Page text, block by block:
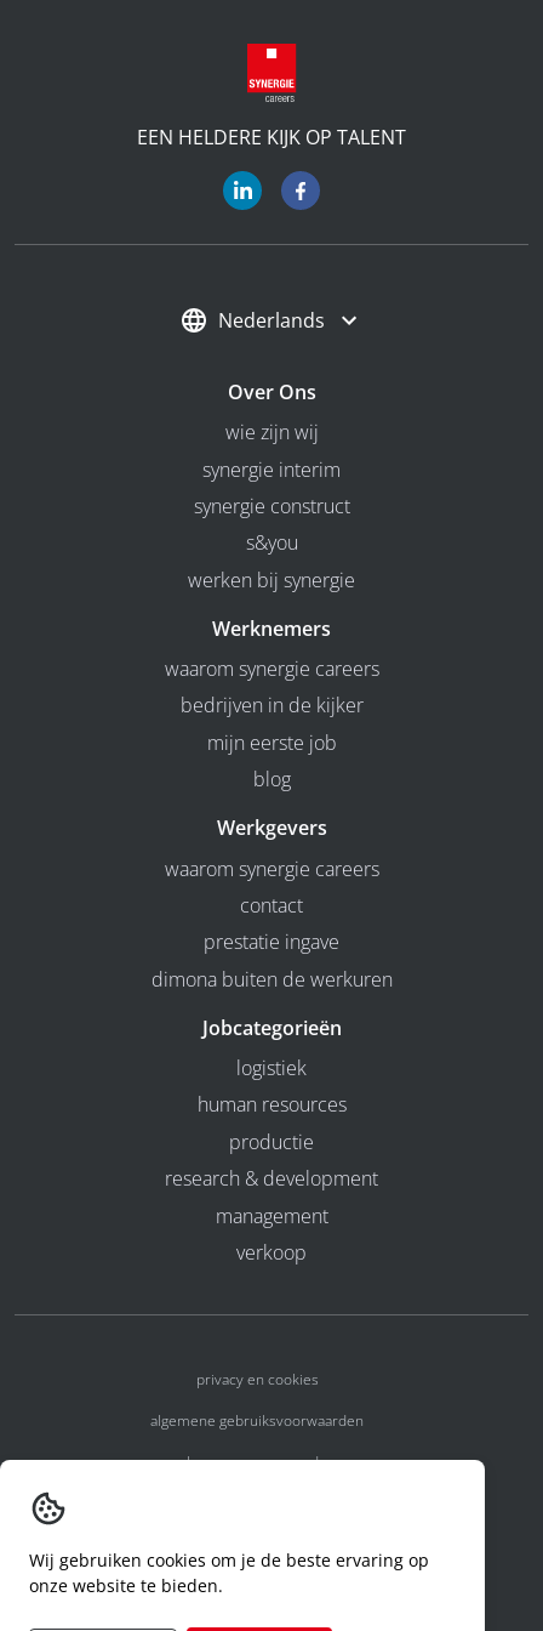
EEN HELDERE KIJK OP TALENT
Nederlands
Over Ons
wie zijn wij
synergie interim
synergie construct
s&you
werken bij synergie
Werknemers
waarom synergie careers
bedrijven in de kijker
mijn eerste job
blog
Werkgevers
waarom synergie careers
contact
prestatie ingave
dimona buiten de werkuren
Jobcategorieën
logistiek
human resources
productie
research & development
management
verkoop
privacy en cookies
algemene gebruiksvoorwaarden
algemene voorwaarden
code of conduct
Wij gebruiken cookies om je de beste ervaring op
onze website te bieden.